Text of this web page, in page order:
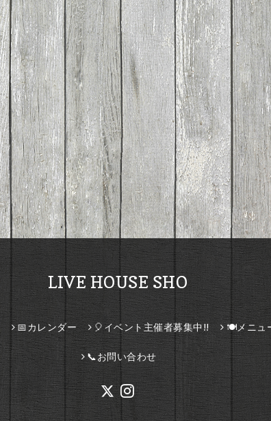
LIVE HOUSE SHO
📅カレンダー 🎈イベント主催者募集中!! 🍽️メニュ
📞お問い合わせ